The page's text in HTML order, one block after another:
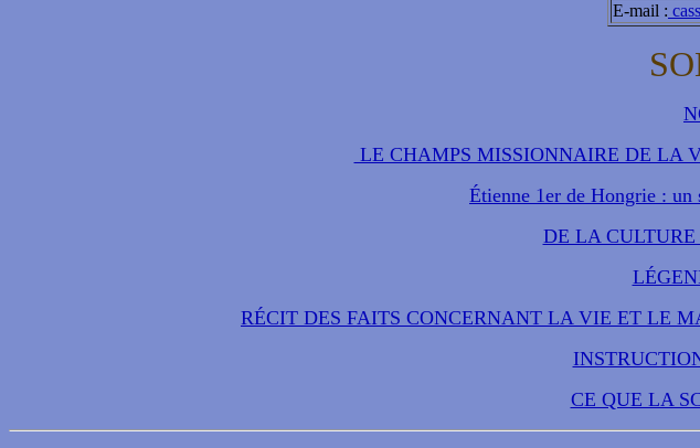
E-mail :
LE CHAMPS MISSIONNAIRE DE LA
Étienne 1er de Hongrie : un
DE LA
RÉCIT DES FAITS CONCERNANT LA VIE ET LE
CE QUE LA